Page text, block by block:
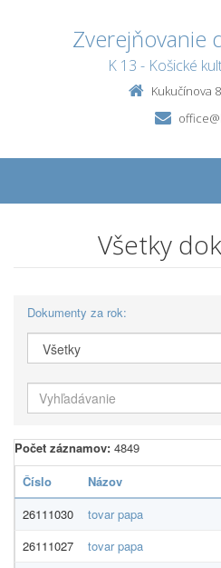
Zverejňovanie
K 13 - Košické
Kukučínova
Všetky
Dokumenty za rok:
Počet záznamov: 4849
Číslo
Názov
26111030
tovar papa
26111027
tovar papa